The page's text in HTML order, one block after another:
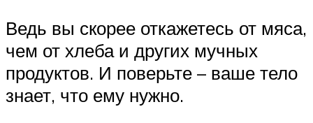
Ведь вы скорее откажетесь от мяса,
чем от хлеба и других мучных
продуктов. И поверьте – ваше тело
знает, что ему нужно.